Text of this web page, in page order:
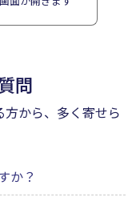
問
から、多く寄せら
か？